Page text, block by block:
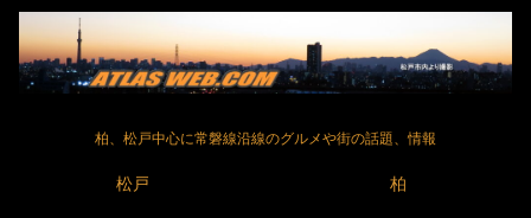
柏、松戸中心に常磐線沿線のグルメや街の話題、情報
松戸 柏